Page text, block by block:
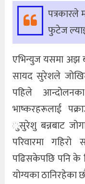
पत्रकारले
फुटेज
एभिन्युज यसमा अझ
सायद सुरेशले
पहिले
भाष्करहरूलाई
ुसुरेशु बन्नबाट
परिवारमा
पढिसकेपछि पनि के
योग्यका ठानिरहेका